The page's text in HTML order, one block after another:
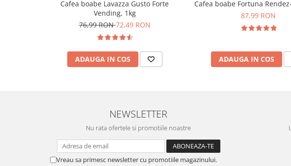
Cafea boabe Lavazza Gusto Forte
Vending, 1kg
76,99 RON72,49 RON
ADAUGA IN COS
Cafea boabe Fortuna
87,99 RON
ADAUGA IN COS
NEWSLETTER
Nu rata ofertele si promotiile noastre
Vreau sa primesc newsletter cu promotiile magazinului.